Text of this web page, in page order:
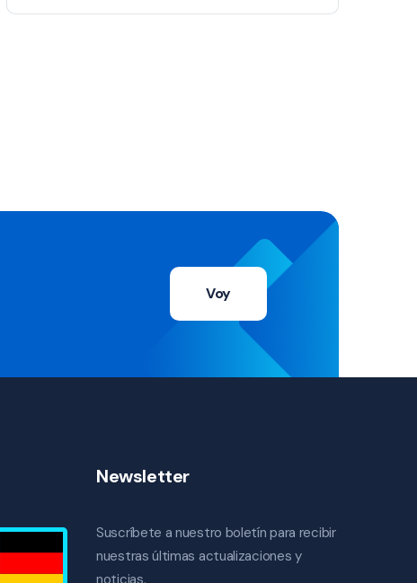
Voy
Newsletter
Suscríbete a nuestro boletín para recibir
nuestras últimas actualizaciones y
noticias.